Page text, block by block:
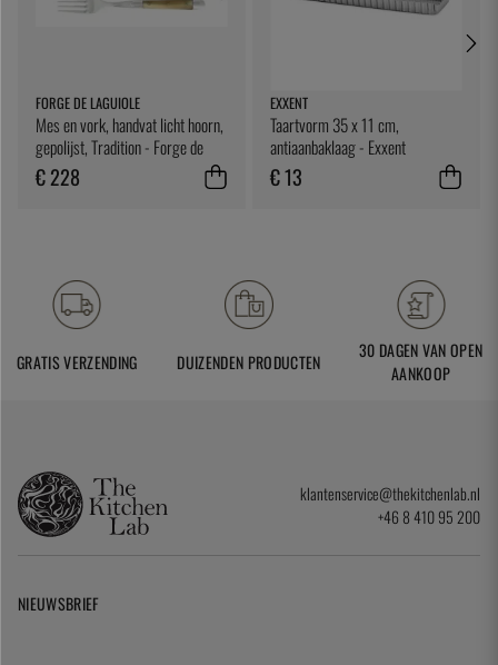
FORGE DE LAGUIOLE
Mes en vork, handvat licht hoorn,
gepolijst, Tradition - Forge de
Laguiole
€ 228
EXXENT
Taartvorm 35 x 11 cm,
antiaanbaklaag - Exxent
€ 13
GRATIS VERZENDING DUIZENDEN PRODUCTEN
30 DAGEN VAN OPEN
AANKOOP
klantenservice@thekitchenlab.nl
+46 8 410 95 200
NIEUWSBRIEF